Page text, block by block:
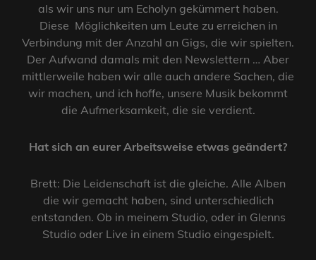
als wir uns nur um Echolyn gekümmert haben.
Diese Möglichkeiten um Leute zu erreichen in
Verbindung mit der Anzahl an Gigs, die wir spielten.
Der Aufwand damals mit den Newslettern … Aber
mittlerweile haben wir alle auch andere Sachen, die
wir machen, und ich hoffe, unsere Musik bekommt
die Aufmerksamkeit, die sie verdient.
Hat sich an eurer Arbeitsweise etwas geändert?
Brett: Die Leidenschaft ist die gleiche. Alle Alben
die wir gemacht haben, sind unterschiedlich
entstanden. Ob in meinem Studio, oder in Glenns
Studio oder Live in einem Studio eingespielt.